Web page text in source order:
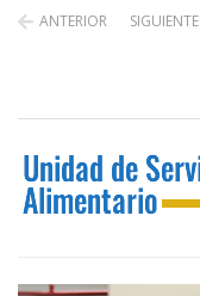
ANTERIOR SIGUIENTE